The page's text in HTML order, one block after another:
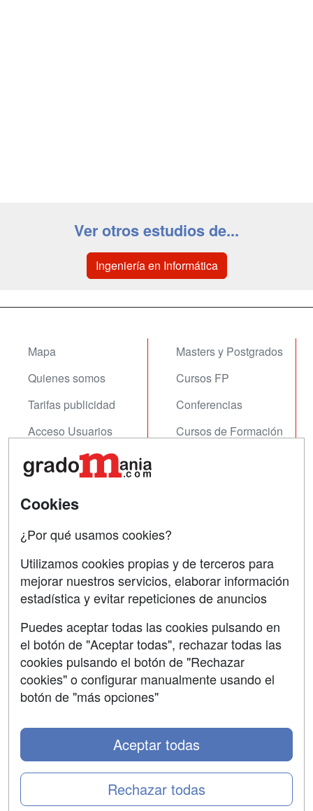
Ver otros estudios de...
Ingeniería en Informática
Mapa
Quienes somos
Tarifas publicidad
Acceso Usuarios
Acceso Centros
Masters y Postgrados
Cursos FP
Conferencias
Cursos de Formación
Contactar
Copyleft
Grupo formazion:
Cookies
¿Por qué usamos cookies?
Utilizamos cookies propias y de terceros para
mejorar nuestros servicios, elaborar información
estadística y evitar repeticiones de anuncios
Puedes aceptar todas las cookies pulsando en
el botón de "Aceptar todas", rechazar todas las
cookies pulsando el botón de "Rechazar
cookies" o configurar manualmente usando el
botón de "más opciones"
Rechazar todas
Aceptar todas